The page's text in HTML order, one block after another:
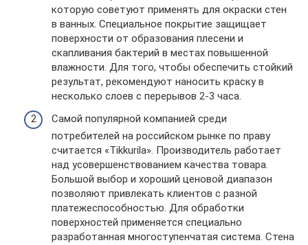
которую советуют применять для окраски стен
в ванных. Специальное покрытие защищает
поверхности от образования плесени и
скапливания бактерий в местах повышенной
влажности. Для того, чтобы обеспечить стойкий
результат, рекомендуют наносить краску в
несколько слоев с перерывов 2-3 часа.
Самой популярной компанией среди
потребителей на российском рынке по праву
считается «Tikkurila». Производитель работает
над усовершенствованием качества товара.
Большой выбор и хороший ценовой диапазон
позволяют привлекать клиентов с разной
платежеспособностью. Для обработки
поверхностей применяется специально
разработанная многоступенчатая система. Стена